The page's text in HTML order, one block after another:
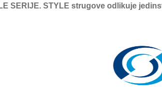
SERIJE. STYLE strugove odlikuje